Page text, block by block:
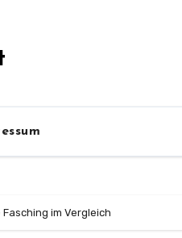
im Vergleich